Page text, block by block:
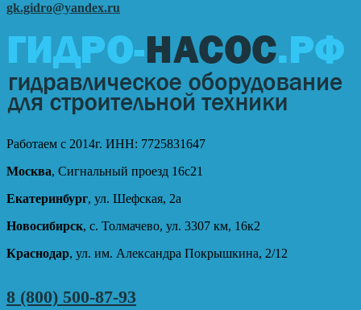
gk.gidro@yandex.ru
Работаем с 2014г. ИНН: 7725831647
Москва, Сигнальный проезд 16с21
Екатеринбург, ул. Шефская, 2а
Новосибирск, с. Толмачево, ул. 3307 км, 16к2
Краснодар, ул. им. Александра Покрышкина, 2/12
8 (800) 500-87-93